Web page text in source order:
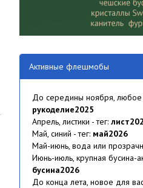
Активные флешмобы
До середины ноября, любое
рукоделие2025
Апрель, листики - тег:
Май, синий - тег: май2026
Май-июнь, вода или
Июнь-июль, крупная бусина-
бусина2026
До конца лета, новое для